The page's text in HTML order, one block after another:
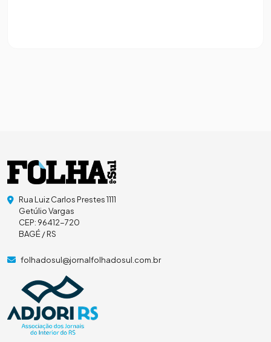
Rua Luiz Carlos Prestes 1111
Getúlio Vargas
CEP: 96412-720
BAGÉ / RS
folhadosul@jornalfolhadosul.com.br